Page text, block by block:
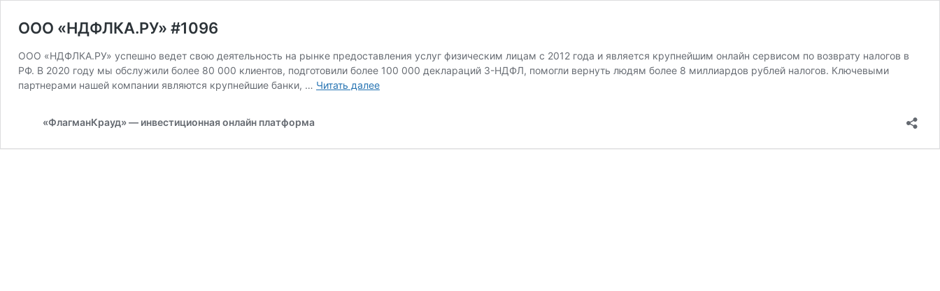
OOO «НДФЛКА.РУ» #1096
ООО «НДФЛКА.РУ» успешно ведет свою деятельность на рынке предоставления услуг физическим лицам с 2012 года и является крупнейшим онлайн сервисом по возврату налогов в
РФ. В 2020 году мы обслужили более 80 000 клиентов, подготовили более 100 000 деклараций 3-НДФЛ, помогли вернуть людям более 8 миллиардов рублей налогов. Ключевыми
партнерами нашей компании являются крупнейшие банки, … Читать далееOOO
«ФлагманКрауд» — инвестиционная онлайн платформа